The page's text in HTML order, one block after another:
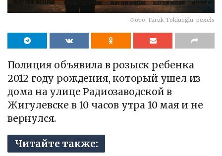
Фото: Faruk Tokluoğlu: pexels
Полиция объявила в розыск ребенка
2012 году рождения, который ушел из
дома на улице Радиозаводской в
Жигулевске в 10 часов утра 10 мая и не
вернулся.
Читайте также: